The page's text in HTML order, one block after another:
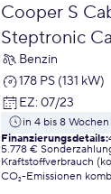
Cooper S
Steptronic
Benzin
178 PS (131 kW)
EZ: 07/23
in 4 bis 8 Wochen
Finanzierungsdetails:
5.778 €
Kraftstoffverbrauch
CO₂-Emissionen